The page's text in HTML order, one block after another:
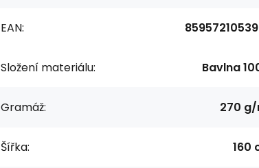
EAN:
Složení materiálu: Bavlna
Gramáž: 270 g/
Šířka: 160